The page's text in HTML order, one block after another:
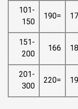
=190
101-
150
166
151-
200
=220
201-
300